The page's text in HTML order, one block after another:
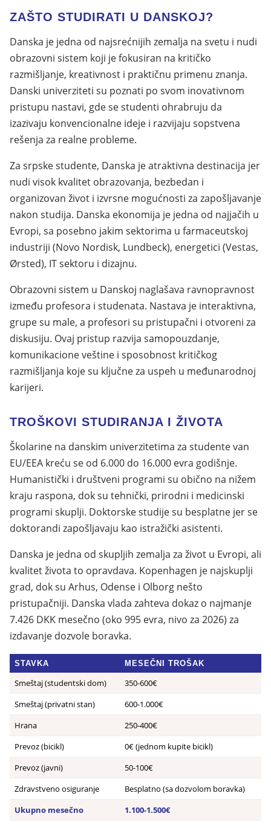
ZAŠTO STUDIRATI U DANSKOJ?
Danska je jedna od najsrećnijih zemalja na svetu i nudi
obrazovni sistem koji je fokusiran na kritičko
razmišljanje, kreativnost i praktičnu primenu znanja.
Danski univerziteti su poznati po svom inovativnom
pristupu nastavi, gde se studenti ohrabruju da
izazivaju konvencionalne ideje i razvijaju sopstvena
rešenja za realne probleme.
Za srpske studente, Danska je atraktivna destinacija jer
nudi visok kvalitet obrazovanja, bezbedan i
organizovan život i izvrsne mogućnosti za zapošljavanje
nakon studija. Danska ekonomija je jedna od najjačih u
Evropi, sa posebno jakim sektorima u farmaceutskoj
industriji (Novo Nordisk, Lundbeck), energetici (Vestas,
Ørsted), IT sektoru i dizajnu.
Obrazovni sistem u Danskoj naglašava ravnopravnost
između profesora i studenata. Nastava je interaktivna,
grupe su male, a profesori su pristupačni i otvoreni za
diskusiju. Ovaj pristup razvija samopouzdanje,
komunikacione veštine i sposobnost kritičkog
razmišljanja koje su ključne za uspeh u međunarodnoj
karijeri.
TROŠKOVI STUDIRANJA I ŽIVOTA
Školarine na danskim univerzitetima za studente van
EU/EEA kreću se od 6.000 do 16.000 evra godišnje.
Humanistički i društveni programi su obično na nižem
kraju raspona, dok su tehnički, prirodni i medicinski
programi skuplji. Doktorske studije su besplatne jer se
doktorandi zapošljavaju kao istražički asistenti.
Danska je jedna od skupljih zemalja za život u Evropi, ali
kvalitet života to opravdava. Kopenhagen je najskuplji
grad, dok su Arhus, Odense i Olborg nešto
pristupačniji. Danska vlada zahteva dokaz o najmanje
7.426 DKK mesečno (oko 995 evra, nivo za 2026) za
izdavanje dozvole boravka.
STAVKA MESEČNI TROŠAK
Smeštaj (studentski dom)
350-600€
Smeštaj (privatni stan)
600-1.000€
Hrana
250-400€
Prevoz (bicikl)
0€ (jednom kupite bicikl)
Prevoz (javni)
50-100€
Zdravstveno osiguranje
Besplatno (sa dozvolom boravka)
Ukupno mesečno
1.100-1.500€